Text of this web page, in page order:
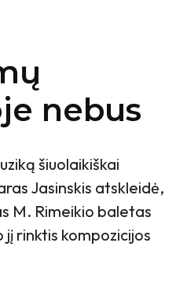
nebus
šiuolaikiškai
Jasinskis atskleidė,
M. Rimeikio baletas
jį rinktis kompozicijos